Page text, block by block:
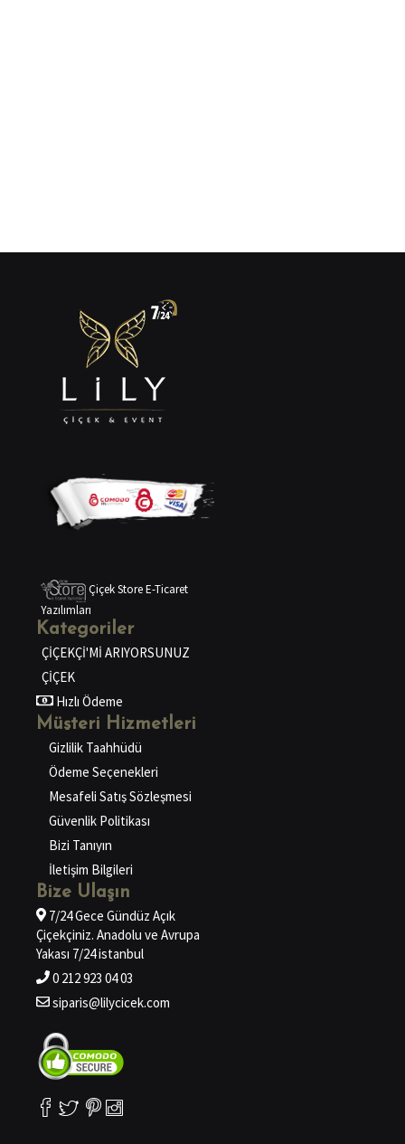
Çiçek Store E-Ticaret
Yazılımları
Kategoriler
ÇİÇEKÇİ'Mİ ARIYORSUNUZ
ÇİÇEK
Hızlı Ödeme
Müşteri Hizmetleri
Gizlilik Taahhüdü
Ödeme Seçenekleri
Mesafeli Satış Sözleşmesi
Güvenlik Politikası
Bizi Tanıyın
İletişim Bilgileri
Bize Ulaşın
7/24 Gece Gündüz Açık
Çiçekçiniz. Anadolu ve Avrupa
Yakası 7/24 istanbul
0 212 923 04 03
siparis@lilycicek.com